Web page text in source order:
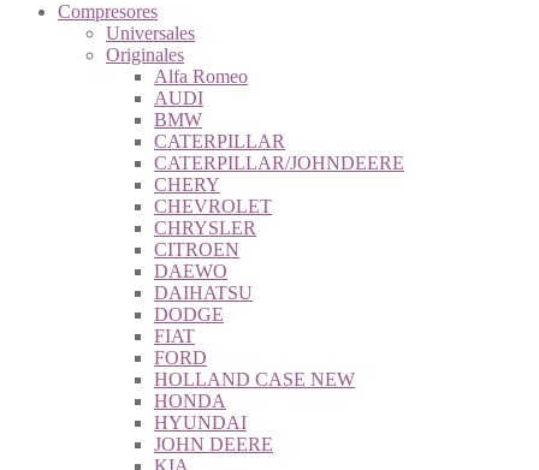
Compresores
Universales
Originales
Alfa Romeo
AUDI
BMW
CATERPILLAR
CATERPILLAR/JOHNDEERE
CHERY
CHEVROLET
CHRYSLER
CITROEN
DAEWO
DAIHATSU
DODGE
FIAT
FORD
HOLLAND CASE NEW
HONDA
HYUNDAI
JOHN DEERE
KIA